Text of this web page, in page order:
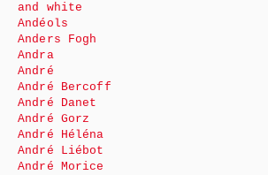
and white
Andéols
Anders Fogh
Andra
André
André Bercoff
André Danet
André Gorz
André Héléna
André Liébot
André Morice